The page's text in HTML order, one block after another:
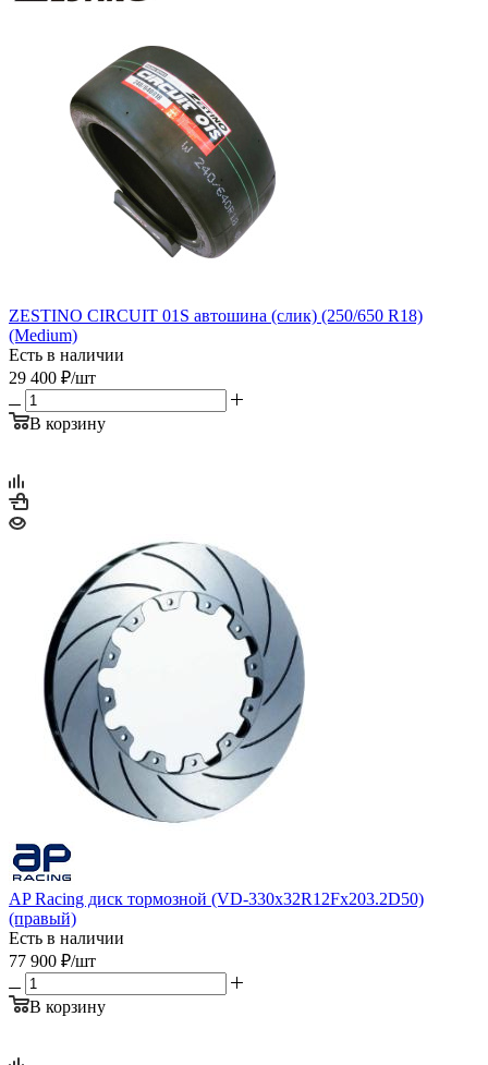
ZESTINO CIRCUIT 01S автошина (слик) (250/650 R18)
(Medium)
Есть в наличии
29 400 ₽/шт
В корзину
AP Racing диск тормозной (VD-330x32R12Fx203.2D50)
(правый)
Есть в наличии
77 900 ₽/шт
В корзину